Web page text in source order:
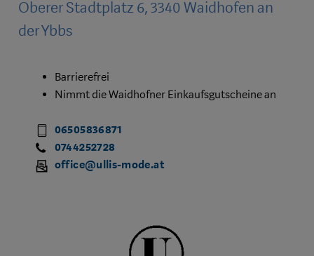
Oberer Stadtplatz 6, 3340 Waidhofen an
der Ybbs
Barrierefrei
Nimmt die Waidhofner Einkaufsgutscheine an
06505836871
0744252728
office@ullis-mode.at